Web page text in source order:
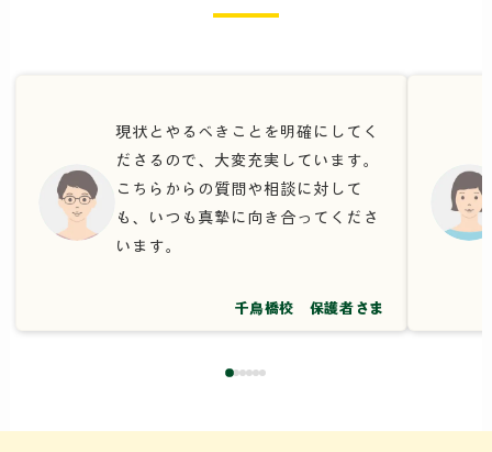
現状とやるべきことを明確にしてく
ださるので、大変充実しています。
こちらからの質問や相談に対して
も、いつも真摯に向き合ってくださ
います。
千鳥橋校 保護者さま